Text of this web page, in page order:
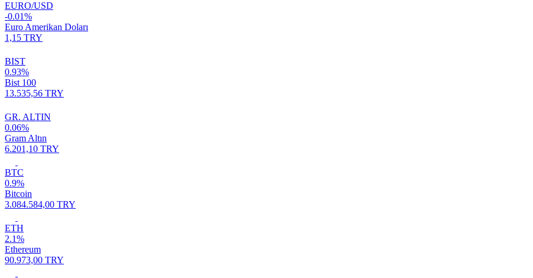
EURO/USD
-0.01%
Euro Amerikan Doları
1,15 TRY
BIST
0.93%
Bist 100
13.535,56 TRY
GR. ALTIN
0.06%
Gram Altın
6.201,10 TRY
BTC
0.9%
Bitcoin
3.084.584,00 TRY
ETH
2.1%
Ethereum
90.973,00 TRY